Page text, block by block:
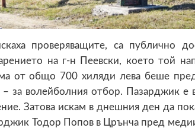
проверяващите, са публично
на г-н Пеевски, което той
от общо 700 хиляди лева беше
за волейболния отбор. Пазарджик е
Затова искам в днешния ден да
Тодор Попов в Црънча пред